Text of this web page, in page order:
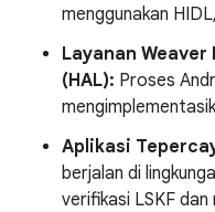
menggunakan
Layanan
(HAL): Proses
Aplikasi
berjalan di
verifikasi LSKF